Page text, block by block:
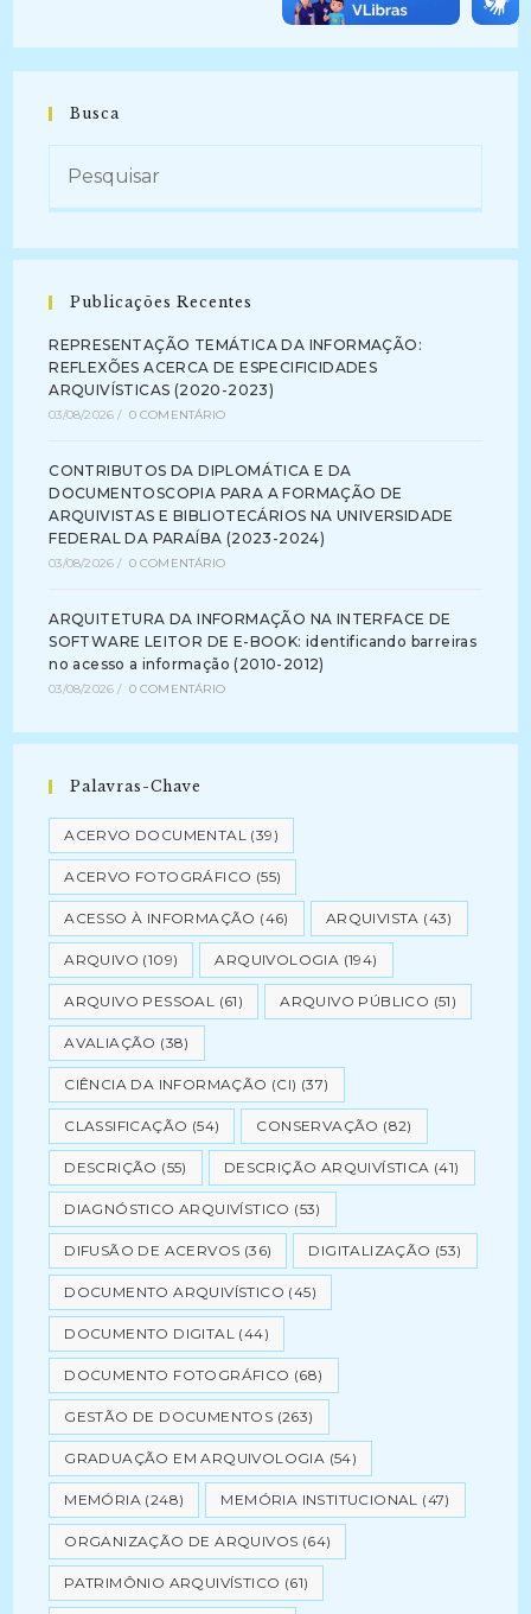
Busca
Publicações Recentes
REPRESENTAÇÃO TEMÁTICA DA INFORMAÇÃO:
REFLEXÕES ACERCA DE ESPECIFICIDADES
ARQUIVÍSTICAS (2020-2023)
03/08/2026 / 0 COMENTÁRIO
CONTRIBUTOS DA DIPLOMÁTICA E DA
DOCUMENTOSCOPIA PARA A FORMAÇÃO DE
ARQUIVISTAS E BIBLIOTECÁRIOS NA UNIVERSIDADE
FEDERAL DA PARAÍBA (2023-2024)
03/08/2026 / 0 COMENTÁRIO
ARQUITETURA DA INFORMAÇÃO NA INTERFACE DE
SOFTWARE LEITOR DE E-BOOK: identificando barreiras
no acesso a informação (2010-2012)
03/08/2026 / 0 COMENTÁRIO
Palavras-Chave
ACERVO DOCUMENTAL (39)
ACERVO FOTOGRÁFICO (55)
ACESSO À INFORMAÇÃO (46) ARQUIVISTA (43)
ARQUIVO (109) ARQUIVOLOGIA (194)
ARQUIVO PESSOAL (61) ARQUIVO PÚBLICO (51)
AVALIAÇÃO (38)
CIÊNCIA DA INFORMAÇÃO (CI) (37)
CLASSIFICAÇÃO (54) CONSERVAÇÃO (82)
DESCRIÇÃO (55) DESCRIÇÃO ARQUIVÍSTICA (41)
DIAGNÓSTICO ARQUIVÍSTICO (53)
DIFUSÃO DE ACERVOS (36) DIGITALIZAÇÃO (53)
DOCUMENTO ARQUIVÍSTICO (45)
DOCUMENTO DIGITAL (44)
DOCUMENTO FOTOGRÁFICO (68)
GESTÃO DE DOCUMENTOS (263)
GRADUAÇÃO EM ARQUIVOLOGIA (54)
MEMÓRIA (248) MEMÓRIA INSTITUCIONAL (47)
ORGANIZAÇÃO DE ARQUIVOS (64)
PATRIMÔNIO ARQUIVÍSTICO (61)